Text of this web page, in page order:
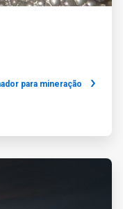
para mineração